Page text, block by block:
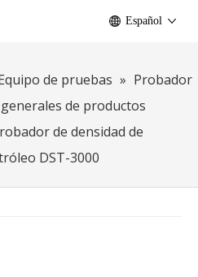
Español
de pruebas » Probador
de productos
de densidad de
DST-3000